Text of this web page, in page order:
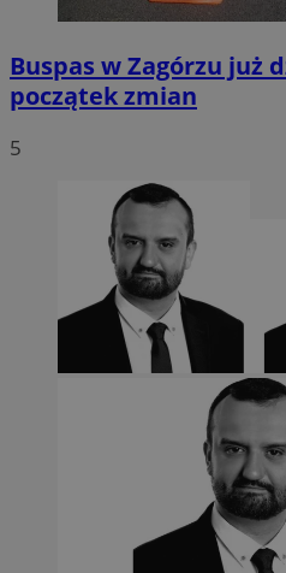
Buspas w Zagórzu już
początek zmian
5